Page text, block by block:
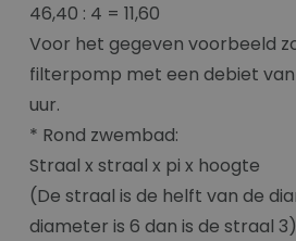
46,40 : 4 = 11,60
Voor het gegeven voorbeeld
filterpomp met een debiet van
uur.
* Rond zwembad:
Straal x straal x pi x hoogte
(De straal is de helft van de
diameter is 6 dan is de straal 3)